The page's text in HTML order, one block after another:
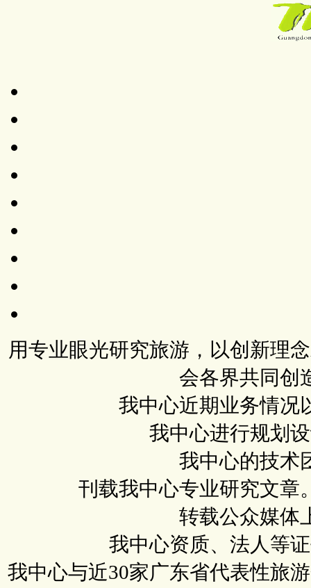
用专业眼光研究旅游，以创新理
会各界共同创
我中心近期业务情况
我中心进行规划
我中心的技术
刊载我中心专业研究文章
转载公众媒体
我中心资质、法人等
我中心与近30家广东省代表性旅